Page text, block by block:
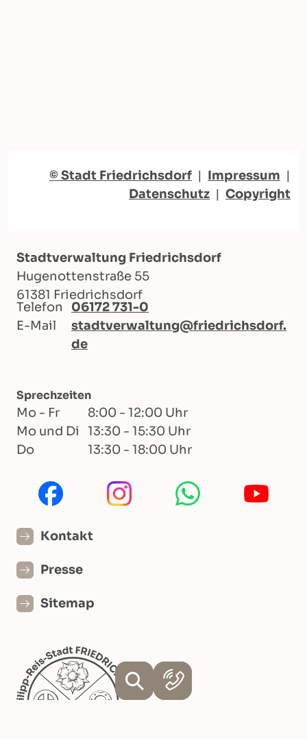
© Stadt Friedrichsdorf | Impressum |
Datenschutz | Copyright
Stadtverwaltung Friedrichsdorf
Hugenottenstraße 55
61381 Friedrichsdorf
Telefon
06172 731-0
E-Mail
stadtverwaltung@friedrichsdorf.
de
Sprechzeiten
Mo - Fr
8:00 - 12:00 Uhr
Mo und Di
13:30 - 15:30 Uhr
Do
13:30 - 18:00 Uhr
Kontakt
Presse
Sitemap